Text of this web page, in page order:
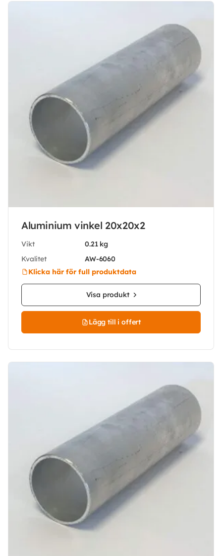
Aluminium vinkel 20x20x2
Vikt
0.21 kg
Kvalitet
AW-6060
Klicka här för full produktdata
Visa produkt
Lägg till i offert